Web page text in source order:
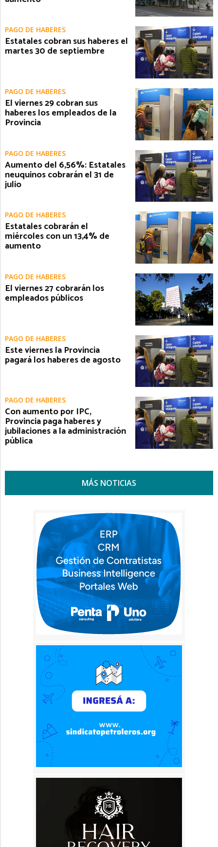
PAGO DE HABERES
Estatales cobran sus haberes el
martes 30 de septiembre
PAGO DE HABERES
El viernes 29 cobran sus
haberes los empleados de la
Provincia
PAGO DE HABERES
Aumento del 6,56%: Estatales
neuquinos cobrarán el 31 de
julio
PAGO DE HABERES
Estatales cobrarán el
miércoles con un 13,4% de
aumento
PAGO DE HABERES
El viernes 27 cobrarán los
empleados públicos
PAGO DE HABERES
Este viernes la Provincia
pagará los haberes de agosto
PAGO DE HABERES
Con aumento por IPC,
Provincia paga haberes y
jubilaciones a la administración
pública
MÁS NOTICIAS